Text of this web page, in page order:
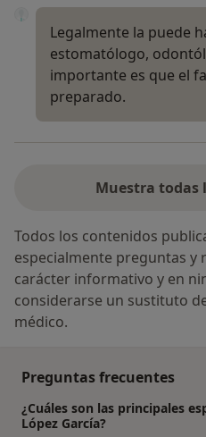
Legalmente la puede
estomatólogo,
importante es que el
preparado.
Muestra todas
Todos los contenidos
especialmente preguntas y
carácter informativo y en
considerarse un sustituto
médico.
Preguntas frecuentes
¿Cuáles son las principales
López García?